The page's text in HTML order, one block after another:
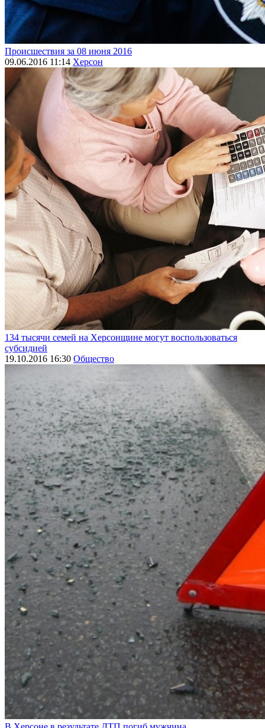
Происшествия за 08 июня 2016
09.06.2016 11:14 Херсон
134 тысячи семей на Херсонщине могут воспользоваться
субсидией
19.10.2016 16:30 Общество